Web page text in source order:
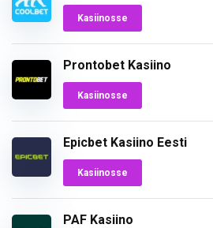
Kasiinosse
Prontobet Kasiino
Kasiinosse
Epicbet Kasiino Eesti
Kasiinosse
PAF Kasiino